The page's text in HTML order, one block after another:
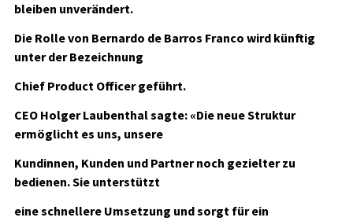
bleiben unverändert.
Die Rolle von Bernardo de Barros Franco wird künftig
unter der Bezeichnung
Chief Product Officer geführt.
CEO Holger Laubenthal sagte: «Die neue Struktur
ermöglicht es uns, unsere
Kundinnen, Kunden und Partner noch gezielter zu
bedienen. Sie unterstützt
eine schnellere Umsetzung und sorgt für ein